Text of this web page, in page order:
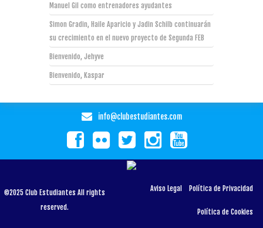
Manuel Gil como entrenadores ayudantes
Simon Gradin, Haile Aparicio y Jadin Schilb continuarán
su crecimiento en el nuevo proyecto de Segunda FEB
Bienvenido, Jehyve
Bienvenido, Kaspar
info@clubestudiantes.com
©2025 Club Estudiantes All rights
reserved.
Aviso Legal Política de Privacidad
Política de Cookies